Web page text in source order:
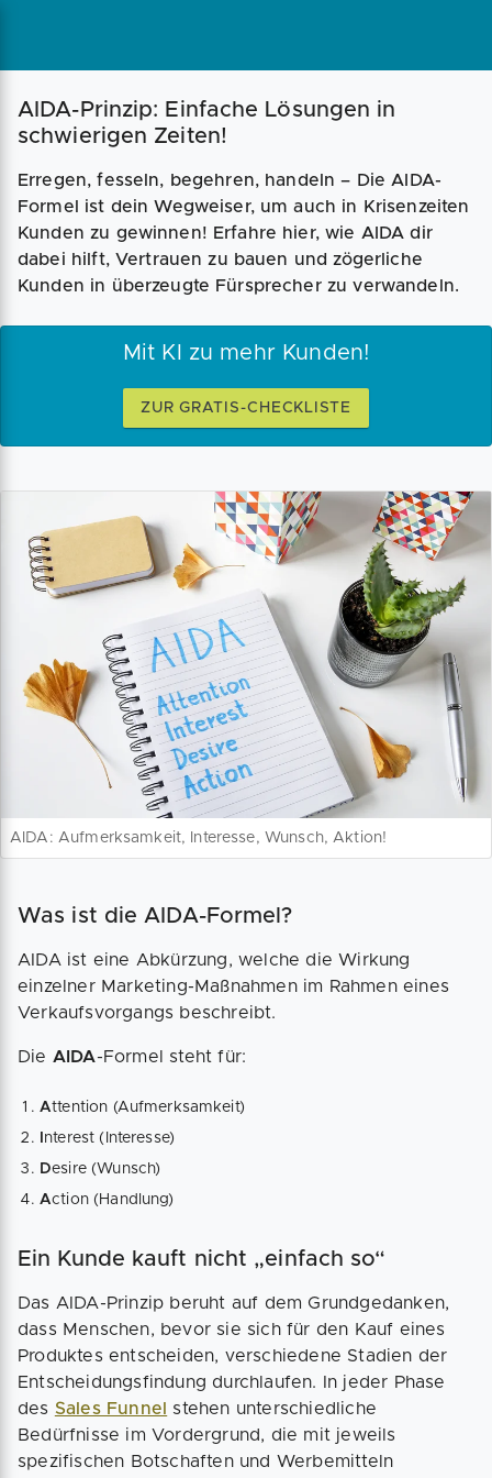
AIDA-Prinzip: Einfache Lösungen in
schwierigen Zeiten!
Erregen, fesseln, begehren, handeln – Die AIDA-
Formel ist dein Wegweiser, um auch in Krisenzeiten
Kunden zu gewinnen! Erfahre hier, wie AIDA dir
dabei hilft, Vertrauen zu bauen und zögerliche
Kunden in überzeugte Fürsprecher zu verwandeln.
Mit KI zu mehr Kunden!
ZUR GRATIS-CHECKLISTE
AIDA: Aufmerksamkeit, Interesse, Wunsch, Aktion!
Was ist die AIDA-Formel?
AIDA ist eine Abkürzung, welche die Wirkung
einzelner Marketing-Maßnahmen im Rahmen eines
Verkaufsvorgangs beschreibt.
Die AIDA-Formel steht für:
Attention (Aufmerksamkeit)
nterest (Interesse)
Desire (Wunsch)
Action (Handlung)
Ein Kunde kauft nicht „einfach so“
Das AIDA-Prinzip beruht auf dem Grundgedanken,
dass Menschen, bevor sie sich für den Kauf eines
Produktes entscheiden, verschiedene Stadien der
Entscheidungsfindung durchlaufen. In jeder Phase
des Sales Funnel
stehen unterschiedliche
Bedürfnisse im Vordergrund, die mit jeweils
spezifischen Botschaften und Werbemitteln